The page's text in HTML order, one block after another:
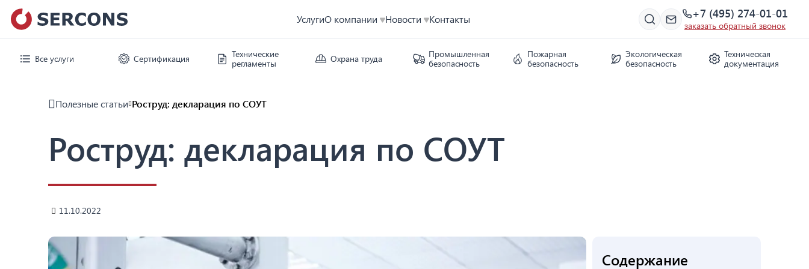
УслугиО компании Новости Контакты +7 (495) 274-01-01
заказать обратный звонок
Все услуги Сертификация
Технические
регламенты
Охрана труда
Промышленная
безопасность
Пожарная
безопасность
Экологическая
безопасность
Техническая
документация
Полезные статьи Роструд: декларация по СОУТ
Роструд: декларация по СОУТ
11.10.2022
Содержание